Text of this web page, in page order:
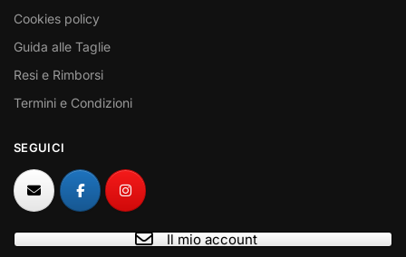
Cookies policy
Guida alle Taglie
Resi e Rimborsi
Termini e Condizioni
SEGUICI
Il mio account